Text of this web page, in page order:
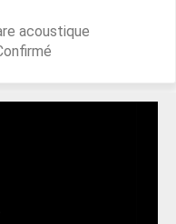
acoustique